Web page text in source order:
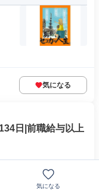
気になる
日|前職給与以上
気になる